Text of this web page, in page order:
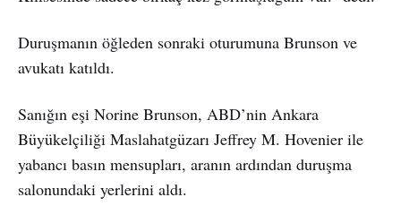
Duruşmanın öğleden sonraki oturumuna Brunson ve
avukatı katıldı.
Sanığın eşi Norine Brunson, ABD’nin Ankara
Büyükelçiliği Maslahatgüzarı Jeffrey M. Hovenier ile
yabancı basın mensupları, aranın ardından duruşma
salonundaki yerlerini aldı.